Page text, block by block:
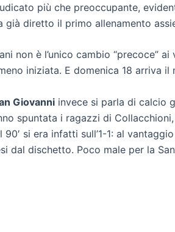
più che preoccupante,
già diretto il primo allenamento
non è l’unico cambio
iniziata. E domenica 18 arriva
Giovanni invece si parla di calcio
spuntata i ragazzi di
90′ si era infatti sull’1-1: al
dal dischetto. Poco male per la